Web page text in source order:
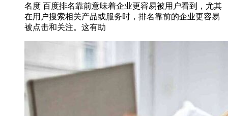
名度 百度排名靠前意味着企业更容易被用户看到，尤其
在用户搜索相关产品或服务时，排名靠前的企业更容易
被点击和关注。这有助